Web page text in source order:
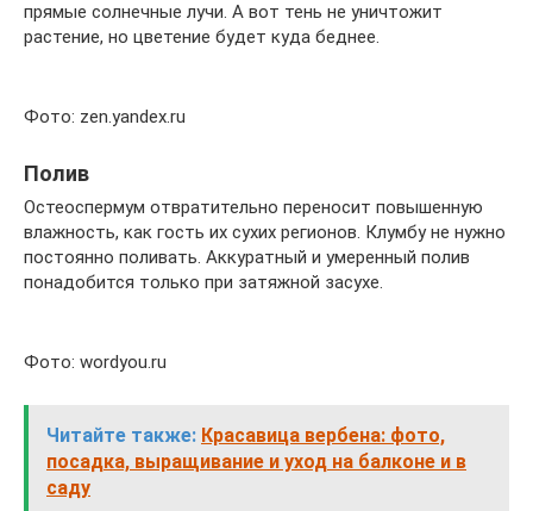
прямые солнечные лучи. А вот тень не уничтожит
растение, но цветение будет куда беднее.
Фото: zen.yandex.ru
Полив
Остеоспермум отвратительно переносит повышенную
влажность, как гость их сухих регионов. Клумбу не нужно
постоянно поливать. Аккуратный и умеренный полив
понадобится только при затяжной засухе.
Фото: wordyou.ru
Читайте также: Красавица вербена: фото,
посадка, выращивание и уход на балконе и в
саду